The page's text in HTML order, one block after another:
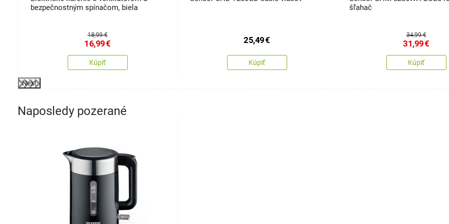
bezpečnostným spínačom, biela
18,99 €
16,99€
Kúpiť
25,49€
Kúpiť
šľahač
34,99 €
31,99€
Kúpiť
Next
Naposledy pozerané